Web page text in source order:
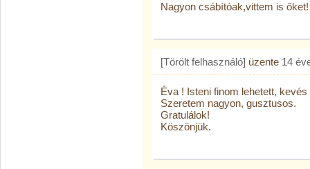
Nagyon csábítóak,vittem is
[Törölt felhasználó] üzente 14
Éva ! Isteni finom lehetett,
Szeretem nagyon, gusztusos.
Gratulálok!
Köszönjük.